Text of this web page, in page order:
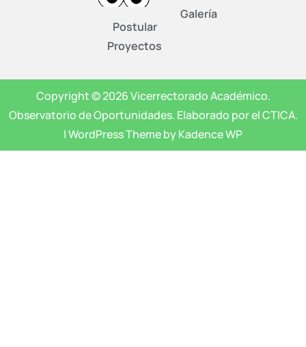
Postular
Proyectos
Galería
Copyright © 2026 Vicerrectorado Académico.
Observatorio de Oportunidades. Elaborado por el CTICA.
| WordPress Theme by Kadence WP